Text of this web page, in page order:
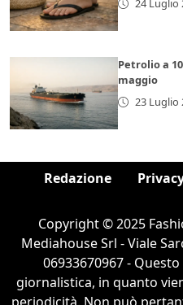
24 Luglio
Petrolio a
maggio
23 Luglio
Redazione
Copyright © 2025
Mediahouse Srl - Viale
06933670967 -
giornalistica, in quanto